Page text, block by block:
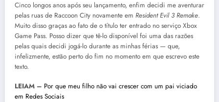
Cinco longos anos após seu lançamento, enfim decidi me aventurar
pelas ruas de Raccoon City novamente em Resident Evil 3 Remake.
Muito disso graças ao fato de o título ter entrado no serviço Xbox
Game Pass. Posso dizer que tê-lo disponível foi uma das razões
pelas quais decidi jogá-lo durante as minhas férias — que,
infelizmente, estão perto do fim no momento em que escrevo este
texto.
LEIAM – Por que meu filho não vai crescer com um pai viciado
em Redes Sociais